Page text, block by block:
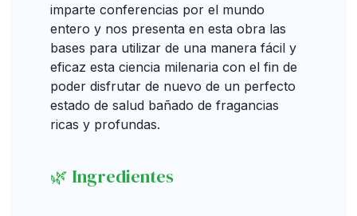
imparte conferencias por el mundo
entero y nos presenta en esta obra las
bases para utilizar de una manera fácil y
eficaz esta ciencia milenaria con el fin de
poder disfrutar de nuevo de un perfecto
estado de salud bañado de fragancias
ricas y profundas.
🌿 Ingredientes